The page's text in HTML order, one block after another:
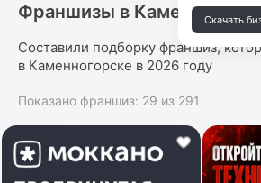
Франшизы в
Составили подборку франшиз,
в Каменногорске в 2026 году
Показано франшиз: 29 из 291
Скачать